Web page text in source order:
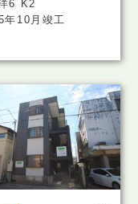
6 K2
年10月竣工